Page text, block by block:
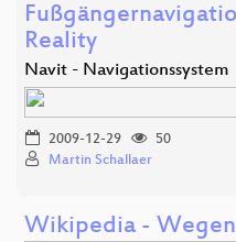
Reality
Navit - Navigationssystem
2009-12-29
50
Martin Schallaer
Wikipedia -